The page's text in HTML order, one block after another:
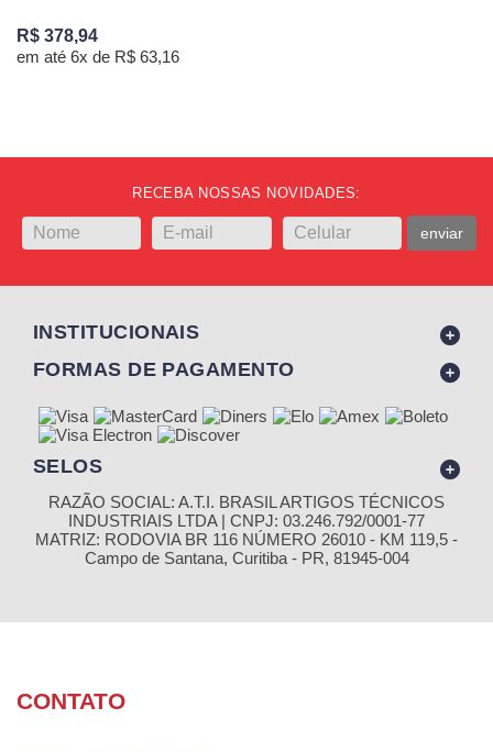
R$ 378,94
em até 6x de R$ 63,16
RECEBA NOSSAS NOVIDADES:
enviar
INSTITUCIONAIS
FORMAS DE PAGAMENTO
SELOS
RAZÃO SOCIAL: A.T.I. BRASIL ARTIGOS TÉCNICOS
INDUSTRIAIS LTDA | CNPJ: 03.246.792/0001-77
MATRIZ: RODOVIA BR 116 NÚMERO 26010 - KM 119,5 -
Campo de Santana, Curitiba - PR, 81945-004
CONTATO